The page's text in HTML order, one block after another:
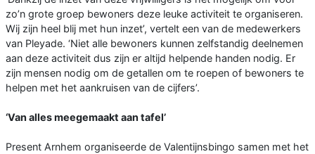
zo’n grote groep bewoners deze leuke activiteit te organiseren.
Wij zijn heel blij met hun inzet’, vertelt een van de medewerkers
van Pleyade. ‘Niet alle bewoners kunnen zelfstandig deelnemen
aan deze activiteit dus zijn er altijd helpende handen nodig. Er
zijn mensen nodig om de getallen om te roepen of bewoners te
helpen met het aankruisen van de cijfers’.
‘Van alles meegemaakt aan tafel’
Present Arnhem organiseerde de Valentijnsbingo samen met het